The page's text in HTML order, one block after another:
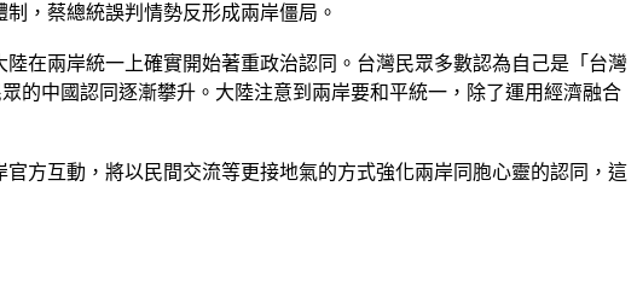
，蔡總統誤判情勢反形成兩岸僵局。
在兩岸統一上確實開始著重政治認同。台灣民眾多數認為自己是「台灣
的中國認同逐漸攀升。大陸注意到兩岸要和平統一，除了運用經濟融合
方互動，將以民間交流等更接地氣的方式強化兩岸同胞心靈的認同，這